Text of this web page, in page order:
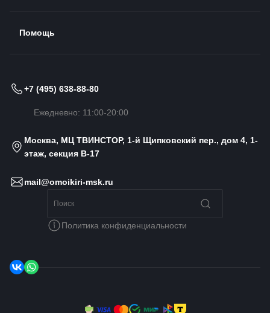
Помощь
+7 (495) 638-88-80
Ежедневно: 11:00-20:00
Москва, МЦ ТВИНСТОР, 1-й Щипковский пер., дом 4, 1-
этаж, секция B-17
mail@omoikiri-msk.ru
Политика конфиденциальности